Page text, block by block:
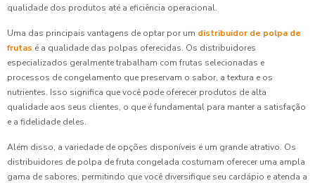
qualidade dos produtos até a eficiência operacional.
Uma das principais vantagens de optar por um distribuidor de polpa de
frutas é a qualidade das polpas oferecidas. Os distribuidores
especializados geralmente trabalham com frutas selecionadas e
processos de congelamento que preservam o sabor, a textura e os
nutrientes. Isso significa que você pode oferecer produtos de alta
qualidade aos seus clientes, o que é fundamental para manter a satisfação
e a fidelidade deles.
Além disso, a variedade de opções disponíveis é um grande atrativo. Os
distribuidores de polpa de fruta congelada costumam oferecer uma ampla
gama de sabores, permitindo que você diversifique seu cardápio e atenda a